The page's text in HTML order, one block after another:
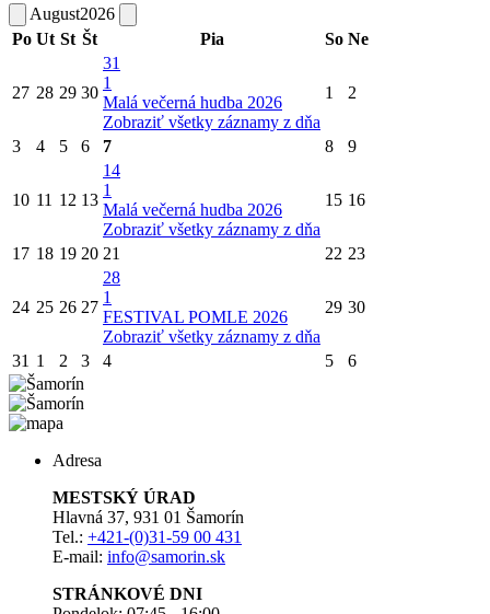
August2026
Po Ut St Št Pia So Ne
27 28 29 30
31
1
Malá večerná hudba 2026
Zobraziť všetky záznamy z dňa
1 2
3 4 5 6 7 8 9
10 11 12 13
14
1
Malá večerná hudba 2026
Zobraziť všetky záznamy z dňa
15 16
17 18 19 20 21 22 23
24 25 26 27
28
1
FESTIVAL POMLE 2026
Zobraziť všetky záznamy z dňa
29 30
31 1 2 3 4 5 6
Adresa
MESTSKÝ ÚRAD
Hlavná 37, 931 01 Šamorín
Tel.: +421-(0)31-59 00 431
E-mail: info@samorin.sk
STRÁNKOVÉ DNI